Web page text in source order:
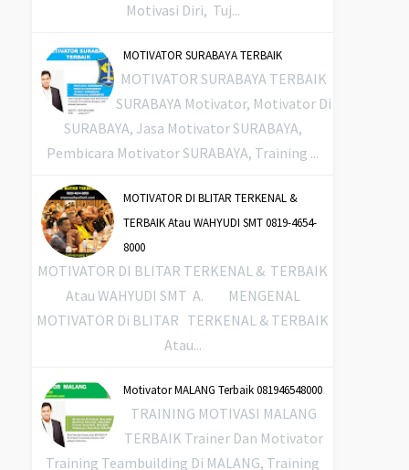
Motivasi Diri, Tuj...
MOTIVATOR SURABAYA TERBAIK
MOTIVATOR SURABAYA TERBAIK
SURABAYA Motivator, Motivator Di
SURABAYA, Jasa Motivator SURABAYA,
Pembicara Motivator SURABAYA, Training ...
MOTIVATOR DI BLITAR TERKENAL &
TERBAIK Atau WAHYUDI SMT 0819-4654-
8000
MOTIVATOR DI BLITAR TERKENAL & TERBAIK
Atau WAHYUDI SMT A. MENGENAL
MOTIVATOR Di BLITAR TERKENAL & TERBAIK
Atau...
Motivator MALANG Terbaik 081946548000
TRAINING MOTIVASI MALANG
TERBAIK Trainer Dan Motivator
Training Teambuilding Di MALANG, Training